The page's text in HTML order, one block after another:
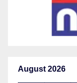
August 2026